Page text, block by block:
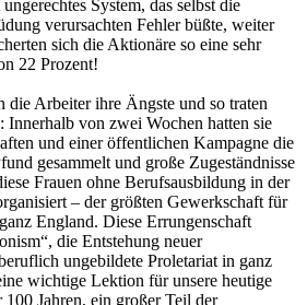
System, das selbst die
verursachten Fehler büßte, weiter
sich die Aktionäre so eine sehr
22 Prozent!
die Arbeiter ihre Ängste und so traten
Innerhalb von zwei Wochen hatten sie
und einer öffentlichen Kampagne die
gesammelt und große Zugeständnisse
Frauen ohne Berufsausbildung in der
– der größten Gewerkschaft für
England. Diese Errungenschaft
die Entstehung neuer
ungebildete Proletariat in ganz
wichtige Lektion für unsere heutige
Jahren, ein großer Teil der